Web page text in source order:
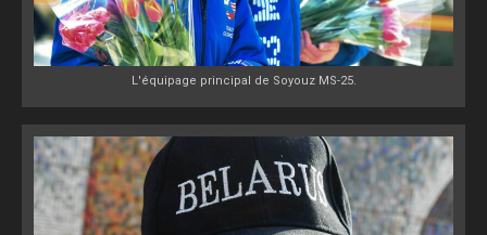
L'équipage principal de Soyouz MS-25.